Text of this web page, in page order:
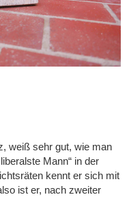
weiß sehr gut, wie man
Mann“ in der
kennt er sich mit
ist er, nach zweiter